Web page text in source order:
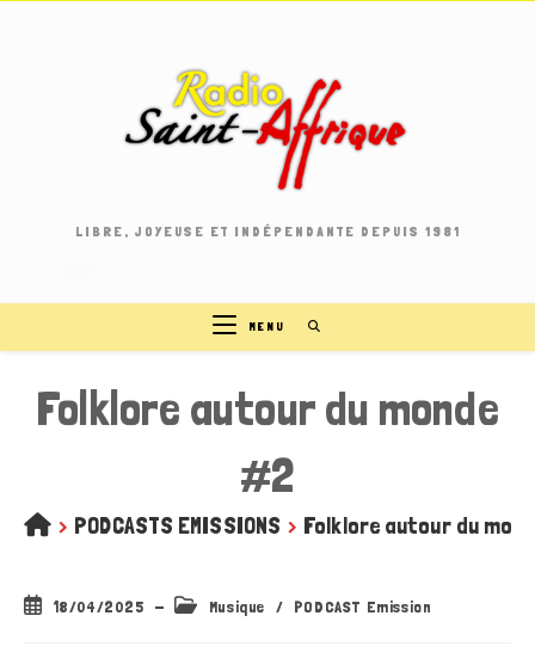
LIBRE, JOYEUSE ET INDÉPENDANTE DEPUIS 1981
MENU
Folklore autour du monde
#2
> PODCASTS EMISSIONS > Folklore autour du
Publication
18/04/2025
Post Musique / PODCAST Emission